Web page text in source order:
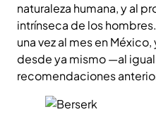
naturaleza humana, y al
intrínseca de los
una vez al mes en
desde ya mismo —al
recomendaciones